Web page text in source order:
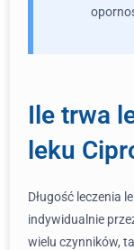
Ile trwa
leku
Długość leczenia
indywidualnie
wielu czynników,